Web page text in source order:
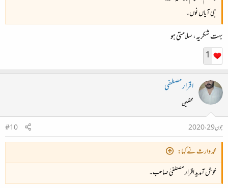
جی آیاں نوں۔
بہت شکریہ، سلامتی ہو
1
اقرار مصطفی
محفلین
جون 29، 2020
#10
محمد وارث نے کہا:
خوش آمدید اقرار مصطفیٰ صاحب۔